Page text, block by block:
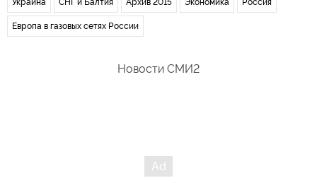
Украина СНГ и Балтия Архив 2015 Экономика Россия
Европа в газовых сетях России
Новости СМИ2